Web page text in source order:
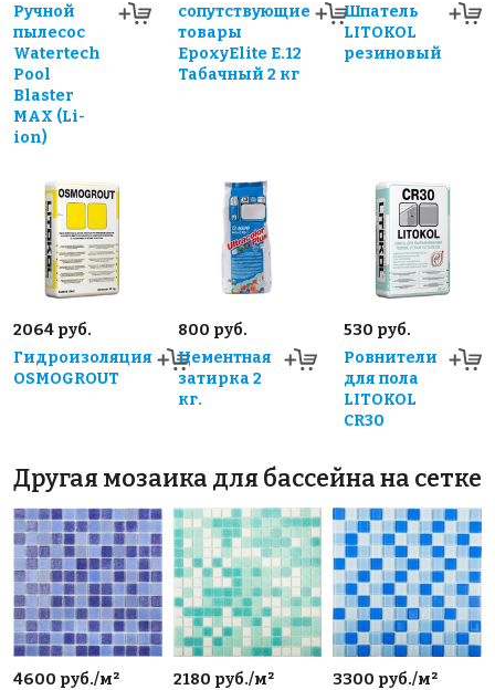
Ручной
пылесос
Watertech
Pool
Blaster
MAX (Li-
ion)
сопутствующие
товары
EpoxyElite E.12
Табачный 2 кг
Шпатель
LITOKOL
резиновый
2064 руб.
Гидроизоляция
OSMOGROUT
800 руб.
Цементная
затирка 2
кг.
530 руб.
Ровнители
для пола
LITOKOL
CR30
Другая мозаика для бассейна на сетке
4600 руб./м²
2180 руб./м²
3300 руб./м²